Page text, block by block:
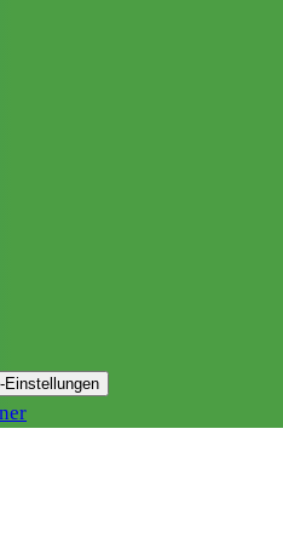
Einstellungen